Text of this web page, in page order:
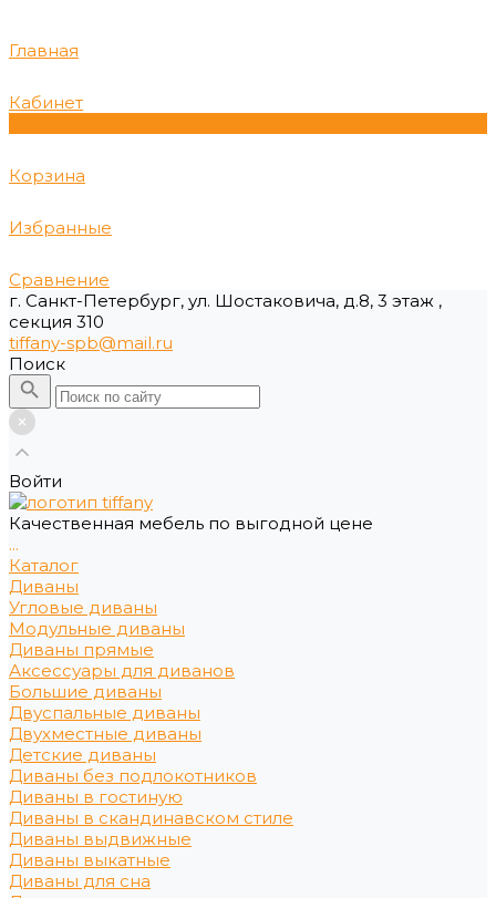
Главная
Кабинет
Корзина
Избранные
Сравнение
г. Санкт-Петербург, ул. Шостаковича, д.8, 3 этаж ,
секция 310
tiffany-spb@mail.ru
Поиск
Войти
Качественная мебель по выгодной цене
...
Каталог
Диваны
Угловые диваны
Модульные диваны
Диваны прямые
Аксессуары для диванов
Большие диваны
Двуспальные диваны
Двухместные диваны
Детские диваны
Диваны без подлокотников
Диваны в гостиную
Диваны в скандинавском стиле
Диваны выдвижные
Диваны выкатные
Диваны для сна